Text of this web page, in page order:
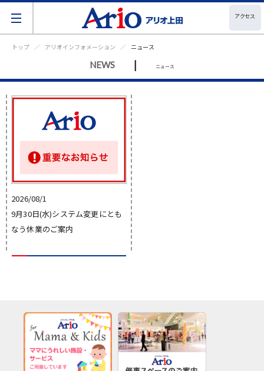
アクセス
トップ アリオインフォメーション ニュース
NEWS | ニュース
2026/08/1
9月30日(水)システム変更にとも
なう休業のご案内